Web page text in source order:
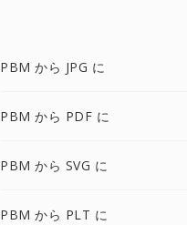
PBM から JPG に
PBM から PDF に
PBM から SVG に
PBM から PLT に